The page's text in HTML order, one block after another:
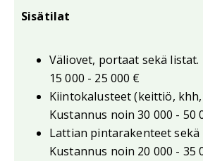
Sisätilat
Väliovet, portaat sekä
15 000 - 25 000 €
Kiintokalusteet (keittiö, khh,
Kustannus noin 30 000 - 50
Lattian pintarakenteet
Kustannus noin 20 000 - 35